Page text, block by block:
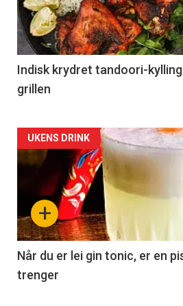
Indisk krydret tandoori-
grillen
Forsiden
akkurat
nå
-
2
+
UKENS DRINK
Når du er lei gin tonic, er en
trenger